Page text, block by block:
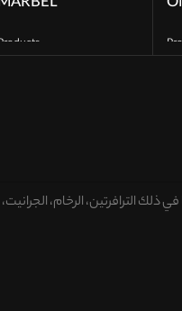
ذلك الترافرتين، الرخام،